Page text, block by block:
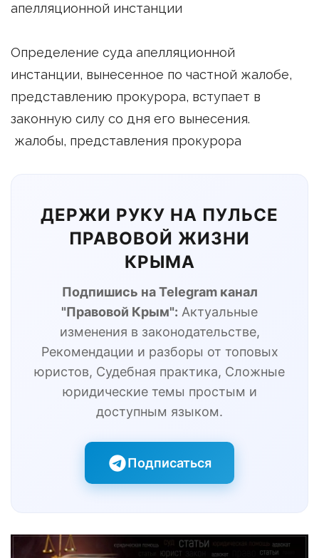
апелляционной инстанции
Определение суда апелляционной
инстанции, вынесенное по частной жалобе,
представлению прокурора, вступает в
законную силу со дня его вынесения.
жалобы, представления прокурора
ДЕРЖИ РУКУ НА ПУЛЬСЕ
ПРАВОВОЙ ЖИЗНИ
КРЫМА
Подпишись на Telegram канал
"Правовой Крым": Актуальные
изменения в законодательстве,
Рекомендации и разборы от топовых
юристов, Судебная практика, Сложные
юридические темы простым и
доступным языком.
Подписаться